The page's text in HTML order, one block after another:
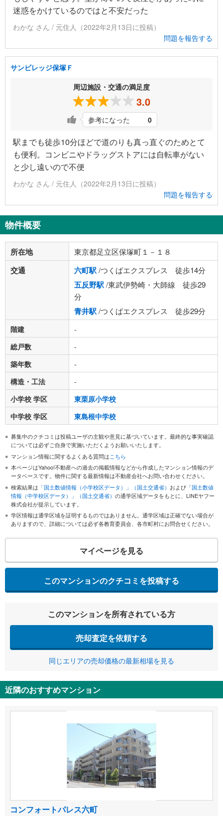
迷惑をかけているのではと不安だった
わかな さん / 元住人（2022年2月13日に投稿）
問題を報告する
サンビレッジ保塚Ｆ
周辺施設・交通の満足度
3.0
参考になった 0
駅までも徒歩10分ほどで道のりも真っ直ぐのためとて
も便利。コンビニやドラッグストアには自転車がない
と少し遠いので不便
わかな さん / 元住人（2022年2月13日に投稿）
問題を報告する
物件概要
所在地 東京都足立区保塚町１－１８
交通 六町駅/つくばエクスプレス 徒歩14分
五反野駅/東武伊勢崎・大師線 徒歩29
分
青井駅/つくばエクスプレス 徒歩29分
階建
-
総戸数
-
築年数
-
構造・工法
-
小学校 学区
東栗原小学校
中学校 学区
東島根中学校
募集中のクチコミは投稿ユーザの主観や意見に基づいています。最終的な事実確認
については必ずご自身で実施いただくようお願いいたします。
マンション情報に関するよくある質問はこちら
本ページはYahoo!不動産への過去の掲載情報などから作成したマンション情報のデ
ータベースです。物件に関する最新情報は不動産会社へお問い合わせください。
検索結果は 「国土数値情報（小学校区データ）」（国土交通省） および 「国土数値
情報（中学校区データ）」（国土交通省） の通学区域データをもとに、LINEヤフー
株式会社が提示しています。
学区情報は通学区域を証明するものではありません。通学区域は正確でない場合が
ありますので、詳細については必ず各教育委員会、各市町村にお問合せください。
マイページを見る
このマンションのクチコミを投稿する
このマンションを所有されている方
売却査定を依頼する
同じエリアの売却価格の最新相場を見る
近隣のおすすめマンション
コンフォートパレス六町